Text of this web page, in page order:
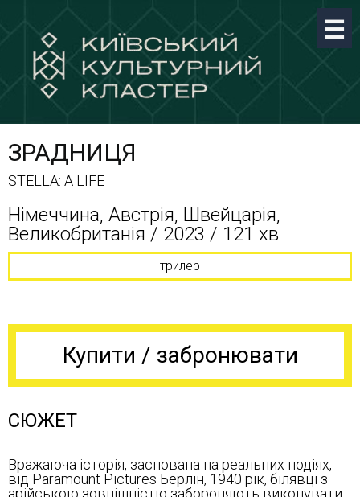
ЗРАДНИЦЯ
STELLA: A LIFE
Німеччина, Австрія, Швейцарія,
Великобританія / 2023 / 121 хв
трилер
Купити / забронювати
СЮЖЕТ
Вражаюча історія, заснована на реальних подіях,
від Paramount Pictures Берлін, 1940 рік, білявці з
арійською зовнішністю забороняють виконувати